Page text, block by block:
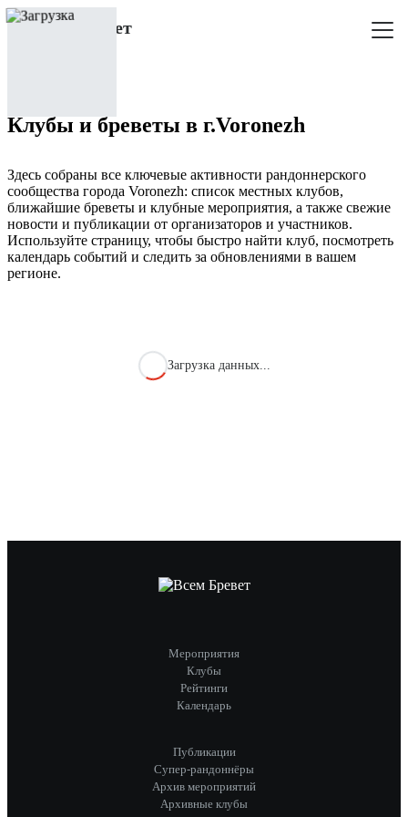
Клубы и бреветы в г.Voronezh
Здесь собраны все ключевые активности рандоннерского
сообщества города Voronezh: список местных клубов,
ближайшие бреветы и клубные мероприятия, а также свежие
новости и публикации от организаторов и участников.
Используйте страницу, чтобы быстро найти клуб, посмотреть
календарь событий и следить за обновлениями в вашем
регионе.
Загрузка данных...
Мероприятия
Клубы
Рейтинги
Календарь
Публикации
Супер-рандоннёры
Архив мероприятий
Архивные клубы